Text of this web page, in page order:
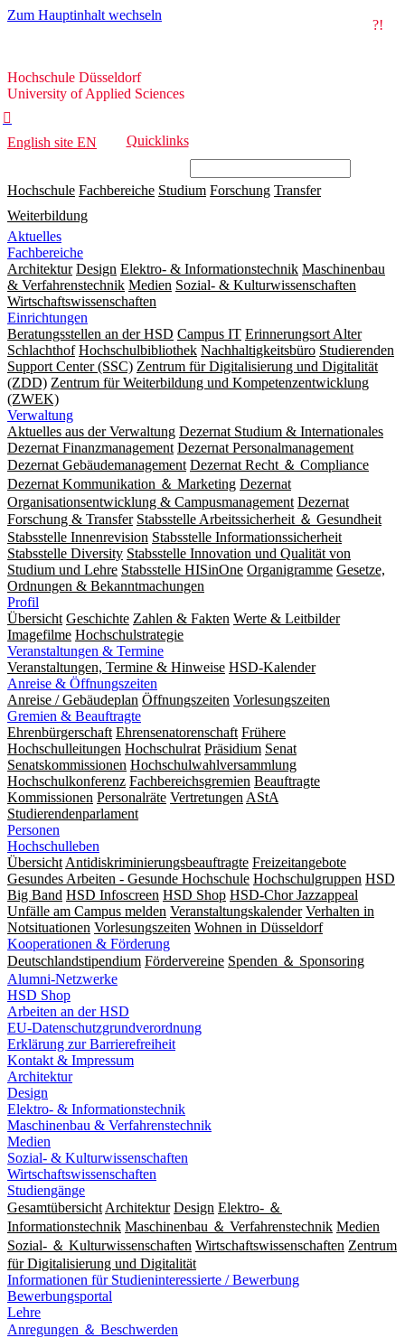
Zum Hauptinhalt wechseln
?!
Hochschule
Düsseldorf
Hochschule Düsseldorf
University of Applied Sciences

English site EN Quicklinks
Hochschule Fachbereiche Studium Forschung Transfer
Weiterbildung
Aktuelles
Fachbereiche
Architektur Design Elektro- & Informationstechnik Maschinenbau
& Verfahrenstechnik Medien Sozial- & Kulturwissenschaften
Wirtschaftswissenschaften
Einrichtungen
Beratungsstellen an der HSD Campus IT Erinnerungsort Alter
Schlachthof Hochschulbibliothek Nachhaltigkeitsbüro Studierenden
Support Center (SSC) Zentrum für Digitalisierung und Digitalität
(ZDD) Zentrum für Weiterbildung und Kompetenzentwicklung
(ZWEK)
Verwaltung
Aktuelles aus der Verwaltung Dezernat Studium & Internationales
Dezernat Finanzmanagement Dezernat Personalmanagement
Dezernat Gebäudemanagement Dezernat Recht ＆ Compliance
Dezernat Kommunikation ＆ Marketing Dezernat
Organisationsentwicklung & Campusmanagement Dezernat
Forschung & Transfer Stabsstelle Arbeitssicherheit ＆ Gesundheit
Stabsstelle Innenrevision Stabsstelle In­for­ma­ti­ons­sicher­heit
Stabsstelle Diversity Stabsstelle Innovation und Qualität von
Studium und Lehre Stabsstelle HISinOne Organigramme Gesetze,
Ordnungen & Bekanntmachungen
Profil
Übersicht Geschichte Zahlen & Fakten Werte & Leitbilder
Imagefilme Hochschulstrategie
Veranstaltungen & Termine
Veranstaltungen, Termine & Hinweise HSD-Kalender
Anreise & Öffnungszeiten
Anreise / Gebäudeplan Öffnungszeiten Vorlesungszeiten
Gremien & Beauftragte
Ehrenbürgerschaft Ehrensenatorenschaft Frühere
Hochschulleitungen Hochschulrat Präsidium Senat
Senatskommissionen Hochschulwahlversammlung
Hochschulkonferenz Fachbereichsgremien Beauftragte
Kommissionen Personalräte Vertretungen AStA
Studierendenparlament
Personen
Hochschulleben
Übersicht Antidiskriminierungsbeauftragte Freizeitangebote
Gesundes Arbeiten - Gesunde Hochschule Hochschulgruppen HSD
Big Band HSD Infoscreen HSD Shop HSD-Chor Jazzappeal
Unfälle am Campus melden Veranstaltungskalender Verhalten in
Notsituationen Vorlesungszeiten Wohnen in Düsseldorf
Kooperationen & Förderung
Deutschlandstipendium Fördervereine Spenden ＆ Sponsoring
Alumni-Netzwerke
HSD Shop
Arbeiten an der HSD
EU-Datenschutzgrundverordnung
Erklärung zur Barrierefreiheit
Kontakt & Impressum
Architektur
Design
Elektro- & Informationstechnik
Maschinenbau & Verfahrenstechnik
Medien
Sozial- & Kulturwissenschaften
Wirtschaftswissenschaften
Studiengänge
Gesamtübersicht Architektur Design Elektro- ＆
Informationstechnik Maschinenbau ＆ Verfahrenstechnik Medien
Sozial- ＆ Kulturwissenschaften Wirtschaftswissenschaften Zentrum
für Digitalisierung und Digitalität
Informationen für Studieninteressierte / Bewerbung
Bewerbungsportal
Lehre
Anregungen ＆ Beschwerden